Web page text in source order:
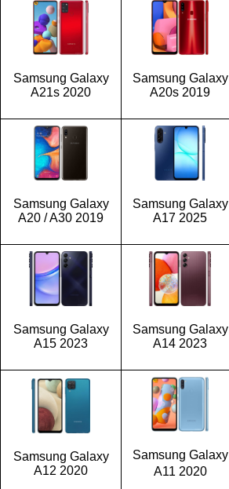
Samsung Galaxy
A21s 2020
Samsung Galaxy
A20s 2019
Samsung Galaxy
A20 / A30 2019
Samsung Galaxy
A17 2025
Samsung Galaxy
A15 2023
Samsung Galaxy
A14 2023
Samsung Galaxy
A12 2020
Samsung Galaxy
A11 2020